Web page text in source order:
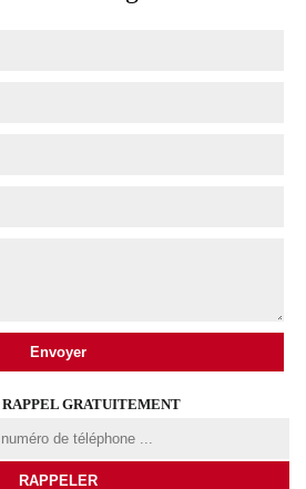
RAPPEL GRATUITEMENT